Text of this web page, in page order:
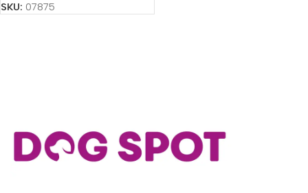
SKU: 07875